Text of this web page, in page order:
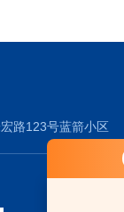
路123号蓝箭小区